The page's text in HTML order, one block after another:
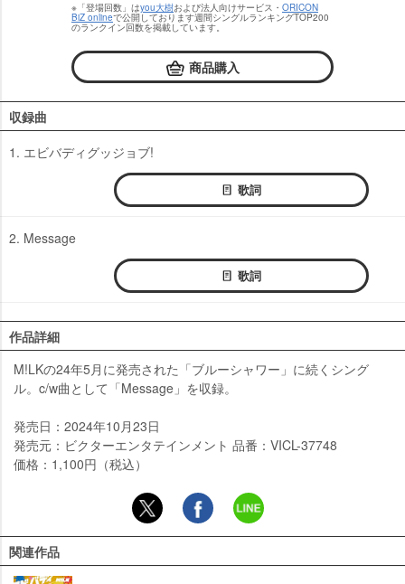
※「登場回数」はyou大樹および法人向けサービス・ ORICON
BiZ onlineで公開しております週間シングルランキングTOP200
のランクイン回数を掲載しています。
商品購入
収録曲
1. エビバディグッジョブ!
歌詞
2. Message
歌詞
作品詳細
M!LKの24年5月に発売された「ブルーシャワー」に続くシング
ル。c/w曲として「Message」を収録。
発売日：2024年10月23日
発売元：ビクターエンタテインメント 品番：VICL-37748
価格：1,100円（税込）
関連作品